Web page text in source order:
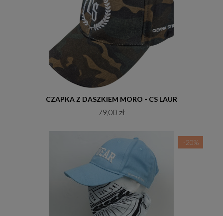
Do koszyka
CZAPKA Z DASZKIEM MORO - CS LAUR
79,00 zł
-20%